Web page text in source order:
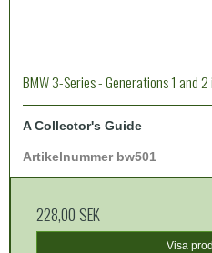
BMW 3-Series - Generations 1 and
A Collector's Guide
Artikelnummer bw501
228,00 SEK
Visa